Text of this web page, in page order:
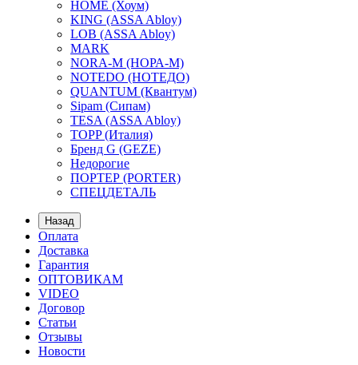
HOME (Хоум)
KING (ASSA Abloy)
LOB (ASSA Abloy)
MARK
NORA-M (НОРА-М)
NOTEDO (НОТЕДО)
QUANTUM (Квантум)
Sipam (Сипам)
TESA (ASSA Abloy)
TOPP (Италия)
Бренд G (GEZE)
Недорогие
ПОРТЕР (PORTER)
СПЕЦДЕТАЛЬ
Назад
Оплата
Доставка
Гарантия
ОПТОВИКАМ
VIDEO
Договор
Статьи
Отзывы
Новости